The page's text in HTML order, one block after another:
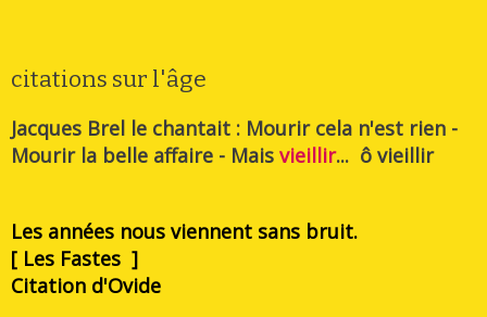
citations sur l'âge
Jacques Brel le chantait : Mourir cela n'est rien -
Mourir la belle affaire - Mais vieillir... ô vieillir
Les années nous viennent sans bruit.
[ Les Fastes ]
Citation d'Ovide